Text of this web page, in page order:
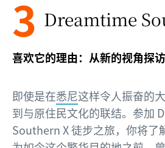
3 Dreamtime
喜欢它的理由：从新的视角探
即使是在悉尼这样令人振奋的
到与原住民文化的联结。参加
Southern X 徒步之旅，你将了